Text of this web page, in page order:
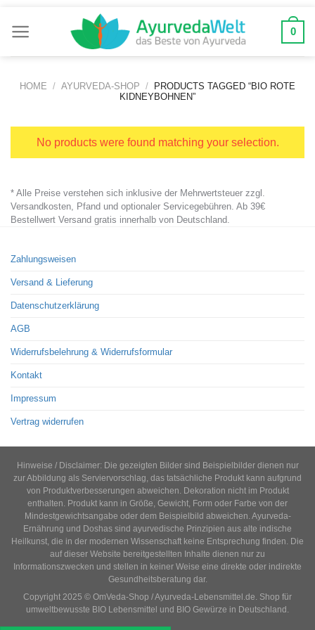
Inhalt
0
HOME / AYURVEDA-SHOP /
PRODUCTS TAGGED “BIO ROTE
KIDNEYBOHNEN”
No products were found matching your selection.
* Alle Preise verstehen sich inklusive der Mehrwertsteuer zzgl.
Versandkosten, Pfand und optionaler Servicegebühren. Ab 39€
Bestellwert Versand gratis innerhalb von Deutschland.
Zahlungsweisen
Versand & Lieferung
Datenschutzerklärung
AGB
Widerrufsbelehrung & Widerrufsformular
Kontakt
Impressum
Vertrag widerrufen
Hinweise / Disclaimer: Die gezeigten Bilder sind Beispielbilder dienen nur
zur Abbildung als Serviervorschlag, das tatsächliche Produkt kann aufgrund
von Produktverbesserungen abweichen. Dekoration nicht im Produkt
enthalten. Produkt kann in Größe, Gewicht, Form oder Farbe von der
Mindestgewichtsangabe oder dem Beispielbild abweichen. Ayurveda-
Ernährung und Doshas sind ayurvedische Prinzipien aus alte indische
Heilkunst, die in der modernen Wissenschaft keine Entsprechung finden. Die
auf dieser Website bereitgestellten Inhalte dienen nur zu
Informationszwecken und stellen in keiner Weise eine direkte oder indirekte
Gesundheitsberatung dar.
Copyright 2025 © OmVeda-Shop / Ayurveda-Lebensmittel.de. Shop für
umweltbewusste BIO Lebensmittel und BIO Gewürze in Deutschland.